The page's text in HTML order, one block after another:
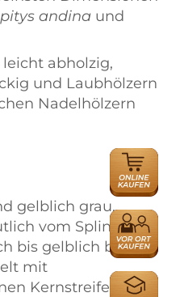
andina und
abholzig,
und Laub­hölzern
Nadelhölzern
gelblich grau.
vom Splint
bis gelblich braun;
mit
Kernstreifen;
ONLINE